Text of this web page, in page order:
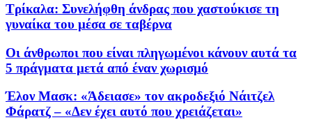
Τρίκαλα: Συνελήφθη άνδρας που χαστούκισε τη
γυναίκα του μέσα σε ταβέρνα
Οι άνθρωποι που είναι πληγωμένοι κάνουν αυτά τα
5 πράγματα μετά από έναν χωρισμό
Έλον Μασκ: «Άδειασε» τον ακροδεξιό Νάιτζελ
Φάρατζ – «Δεν έχει αυτό που χρειάζεται»